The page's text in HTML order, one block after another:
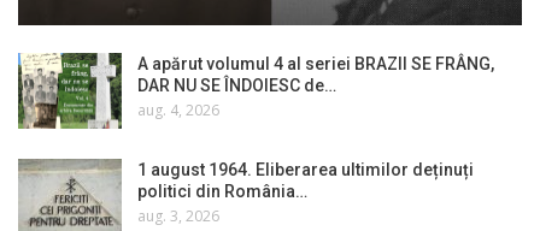
A apărut volumul 4 al seriei BRAZII SE FRÂNG,
DAR NU SE ÎNDOIESC de…
aug. 4, 2026
1 august 1964. Eliberarea ultimilor deținuți
politici din România…
aug. 3, 2026